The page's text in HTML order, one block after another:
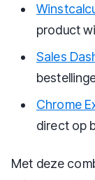
product
Sales
Chrome
direct op
Met deze